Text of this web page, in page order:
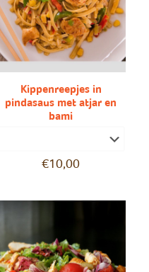
Kippenreepjes in
pindasaus met atjar en
bami
€10,00